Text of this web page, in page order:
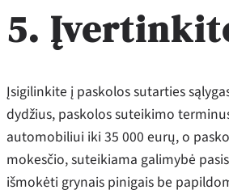
5.
Įsigilinkite į paskolos sutarties
dydžius, paskolos suteikimo
automobiliui iki 35 000 eurų, o
mokesčio, suteikiama galimybė
išmokėti grynais pinigais be